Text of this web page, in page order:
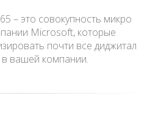
– это совокупность микро
Microsoft, которые
почти все диджитал
вашей компании.